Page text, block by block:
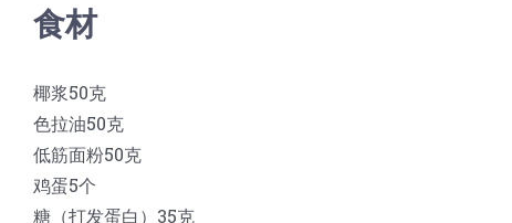
食材
椰浆50克
色拉油50克
低筋面粉50克
鸡蛋5个
糖（打发蛋白）35克